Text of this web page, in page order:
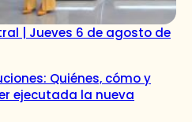
| Jueves 6 de agosto de
Quiénes, cómo y
ejecutada la nueva